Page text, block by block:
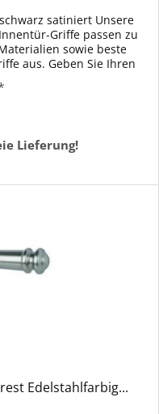
satiniert Unsere
Griffe passen zu
sowie beste
aus. Geben Sie Ihren
Lieferung!
Edelstahlfarbig...